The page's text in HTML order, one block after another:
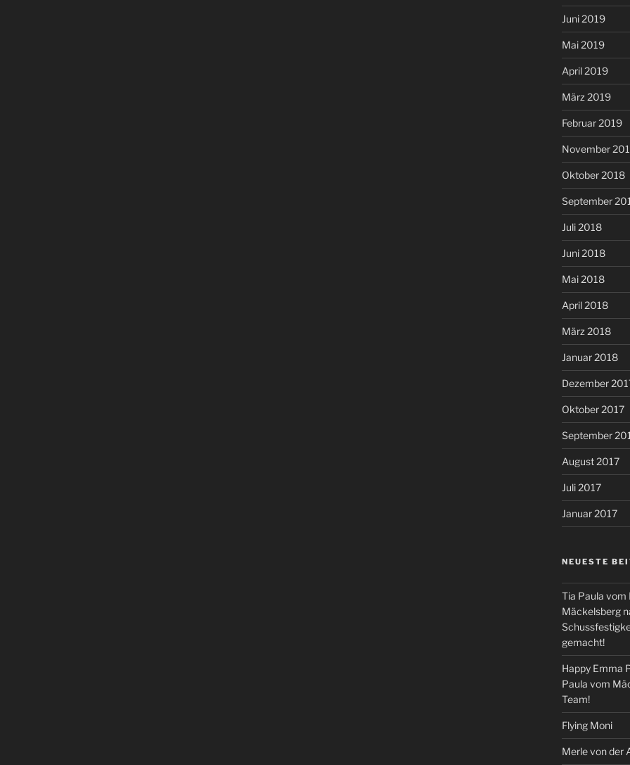
Juni 2019
Mai 2019
April 2019
März 2019
Februar 2019
November
Oktober 2018
September
Juli 2018
Juni 2018
Mai 2018
April 2018
März 2018
Januar 2018
Dezember
Oktober 2017
September
August 2017
Juli 2017
Januar 2017
NEUESTE
Tia Paula vom
Mäckelsberg
gemacht!
Happy Emma
Paula vom
Team!
Flying Moni
Merle von der